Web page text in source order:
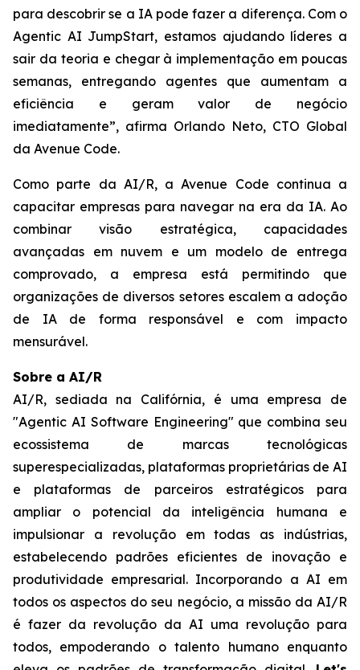
para descobrir se a IA pode fazer a diferença. Com o
Agentic AI JumpStart, estamos ajudando líderes a
sair da teoria e chegar à implementação em poucas
semanas, entregando agentes que aumentam a
eficiência e geram valor de negócio
imediatamente”, afirma Orlando Neto, CTO Global
da Avenue Code.
Como parte da AI/R, a Avenue Code continua a
capacitar empresas para navegar na era da IA. Ao
combinar visão estratégica, capacidades
avançadas em nuvem e um modelo de entrega
comprovado, a empresa está permitindo que
organizações de diversos setores escalem a adoção
de IA de forma responsável e com impacto
mensurável.
Sobre a AI/R
AI/R, sediada na Califórnia, é uma empresa de
"Agentic AI Software Engineering" que combina seu
ecossistema de marcas tecnológicas
superespecializadas, plataformas proprietárias de AI
e plataformas de parceiros estratégicos para
ampliar o potencial da inteligência humana e
impulsionar a revolução em todas as indústrias,
estabelecendo padrões eficientes de inovação e
produtividade empresarial. Incorporando a AI em
todos os aspectos do seu negócio, a missão da AI/R
é fazer da revolução da AI uma revolução para
todos, empoderando o talento humano enquanto